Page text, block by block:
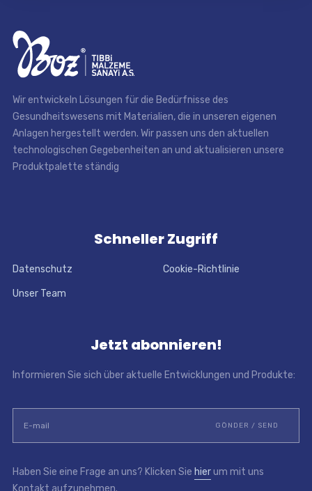
Wir entwickeln Lösungen für die Bedürfnisse des
Gesundheitswesens mit Materialien, die in unseren eigenen
Anlagen hergestellt werden. Wir passen uns den aktuellen
technologischen Gegebenheiten an und aktualisieren unsere
Produktpalette ständig
Schneller Zugriff
Datenschutz Cookie-Richtlinie
Unser Team
Jetzt abonnieren!
Informieren Sie sich über aktuelle Entwicklungen und Produkte:
Haben Sie eine Frage an uns? Klicken Sie hierum mit uns
Kontakt aufzunehmen.